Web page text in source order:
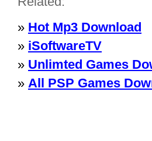
» Hot Mp3 Download
» iSoftwareTV
» Unlimted Games
» All PSP Games